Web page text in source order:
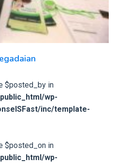
$posted_by in
wp-
inc/template-
$posted_on in
wp-